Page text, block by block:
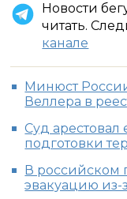
Новости
читать.
канале
Минюст
Веллера в
Суд арестовал
подготовки
В российском
эвакуацию